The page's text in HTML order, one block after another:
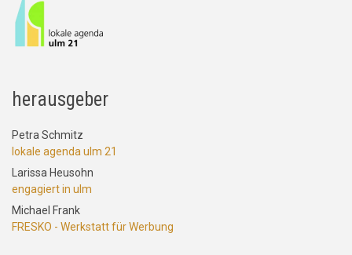
herausgeber
Petra Schmitz
lokale agenda ulm 21
Larissa Heusohn
engagiert in ulm
Michael Frank
FRESKO - Werkstatt für Werbung